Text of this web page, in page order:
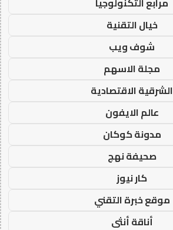
خيال التقنية
شوف ويب
مجلة الاسهم
الشرقية الاقتصادية
عالم الايفون
مدونة كوكان
صحيفة نهج
كار نيوز
موقع خبرة التقني
أناقة أنثى